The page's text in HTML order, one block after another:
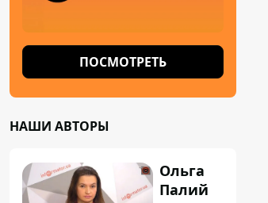
ПОСМОТРЕТЬ
НАШИ АВТОРЫ
Ольга
Палий